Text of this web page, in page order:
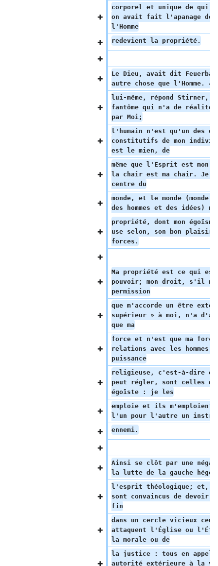
corporel et unique de qui
on avait fait l'apanage de
l'Homme
redevient la propriété.
Le Dieu, avait dit
autre chose que l'Homme. —
lui-même, répond Stirner,
fantôme qui n'a de réalité
par Moi;
l'humain n'est qu'un des
constitutifs de mon
est le mien, de
même que l'Esprit est
la chair est ma chair. Je
centre du
monde, et le monde (monde
des hommes et des idées)
propriété, dont mon
use selon, son bon plaisir
forces.
Ma propriété est ce qui est
pouvoir; mon droit, s'il
permission
que m'accorde un être
supérieur » à moi, n'a
que ma
force et n'est que ma
relations avec les
puissance
religieuse, c'est-à-dire
peut régler, sont celles
égoïste : je les
emploie et ils m'emploient,
l'un pour l'autre un
ennemi.
Ainsi se clôt par une
la lutte de la gauche
l'esprit théologique; et, du
sont convaincus de devoir
fin
dans un cercle vicieux
attaquent l'Église ou
la morale ou de
la justice : tous en
autorité extérieure à la